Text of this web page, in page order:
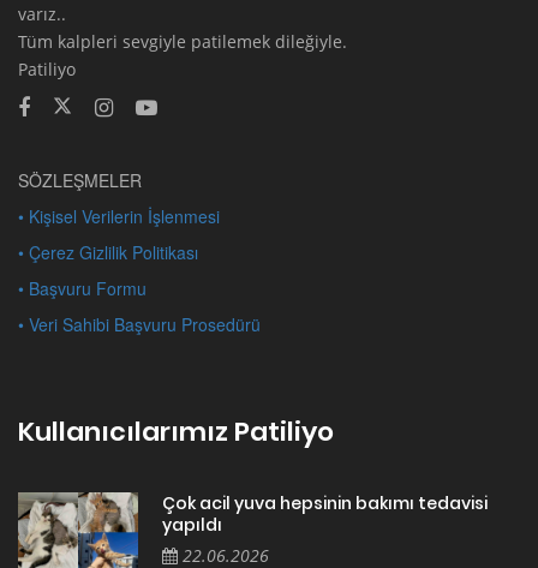
varız..
Tüm kalpleri sevgiyle patilemek dileğiyle.
Patiliyo
SÖZLEŞMELER
• Kişisel Verilerin İşlenmesi
• Çerez Gizlilik Politikası
• Başvuru Formu
• Veri Sahibi Başvuru Prosedürü
Kullanıcılarımız Patiliyo
Çok acil yuva hepsinin bakımı tedavisi
yapıldı
22.06.2026